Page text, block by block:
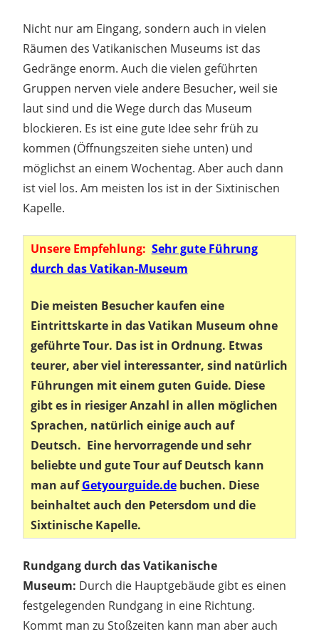
Nicht nur am Eingang, sondern auch in vielen
Räumen des Vatikanischen Museums ist das
Gedränge enorm. Auch die vielen geführten
Gruppen nerven viele andere Besucher, weil sie
laut sind und die Wege durch das Museum
blockieren. Es ist eine gute Idee sehr früh zu
kommen (Öffnungszeiten siehe unten) und
möglichst an einem Wochentag. Aber auch dann
ist viel los. Am meisten los ist in der Sixtinischen
Kapelle.
Unsere Empfehlung: Sehr gute Führung
durch das Vatikan-Museum
Die meisten Besucher kaufen eine
Eintrittskarte in das Vatikan Museum ohne
geführte Tour. Das ist in Ordnung. Etwas
teurer, aber viel interessanter, sind natürlich
Führungen mit einem guten Guide. Diese
gibt es in riesiger Anzahl in allen möglichen
Sprachen, natürlich einige auch auf
Deutsch. Eine hervorragende und sehr
beliebte und gute Tour auf Deutsch kann
man aufGetyourguide.debuchen. Diese
beinhaltet auch den Petersdom und die
Sixtinische Kapelle.
Rundgang durch das Vatikanische
Museum: Durch die Hauptgebäude gibt es einen
festgelegenden Rundgang in eine Richtung.
Kommt man zu Stoßzeiten kann man aber auch